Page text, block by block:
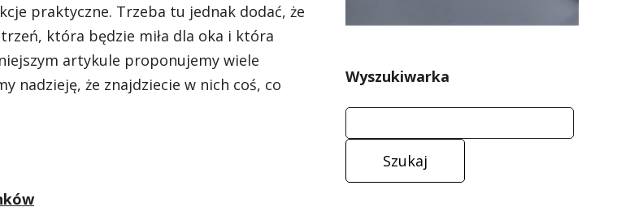
praktyczne. Trzeba tu jednak dodać, że
która będzie miła dla oka i która
artykule proponujemy wiele
nadzieję, że znajdziecie w nich coś, co
Wyszukiwarka